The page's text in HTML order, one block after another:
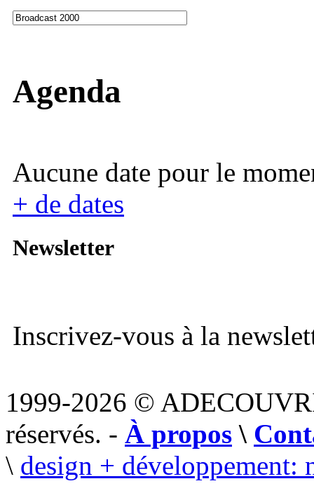
Agenda
Aucune date pour le
+ de dates
Newsletter
Inscrivez-vous à la
1999-2026 ©
réservés. - À propos \
\ design + développement: